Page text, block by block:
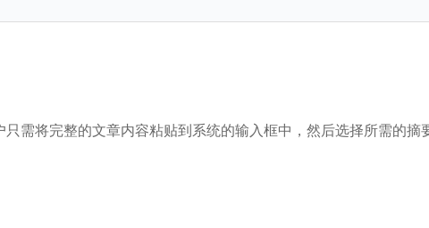
需将完整的文章内容粘贴到系统的输入框中，然后选择所需的